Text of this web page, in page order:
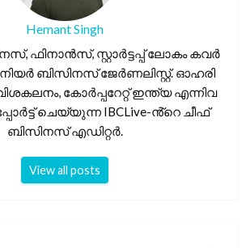
Hemant Singh
ഫിനാൻസ്, സ്റ്റാർട്ടപ്പ് ലോകം കവർ
ബിസിനസ് ജേർണലിസ്റ്റ്. ഓഹരി
കോർപ്പറേറ്റ് ഇന്ത്യ എന്നിവ
ചെയ്യുന്ന IBCLive-ൻ്റെ ചീഫ്
ബിസിനസ് എഡിറ്റർ.
View all posts